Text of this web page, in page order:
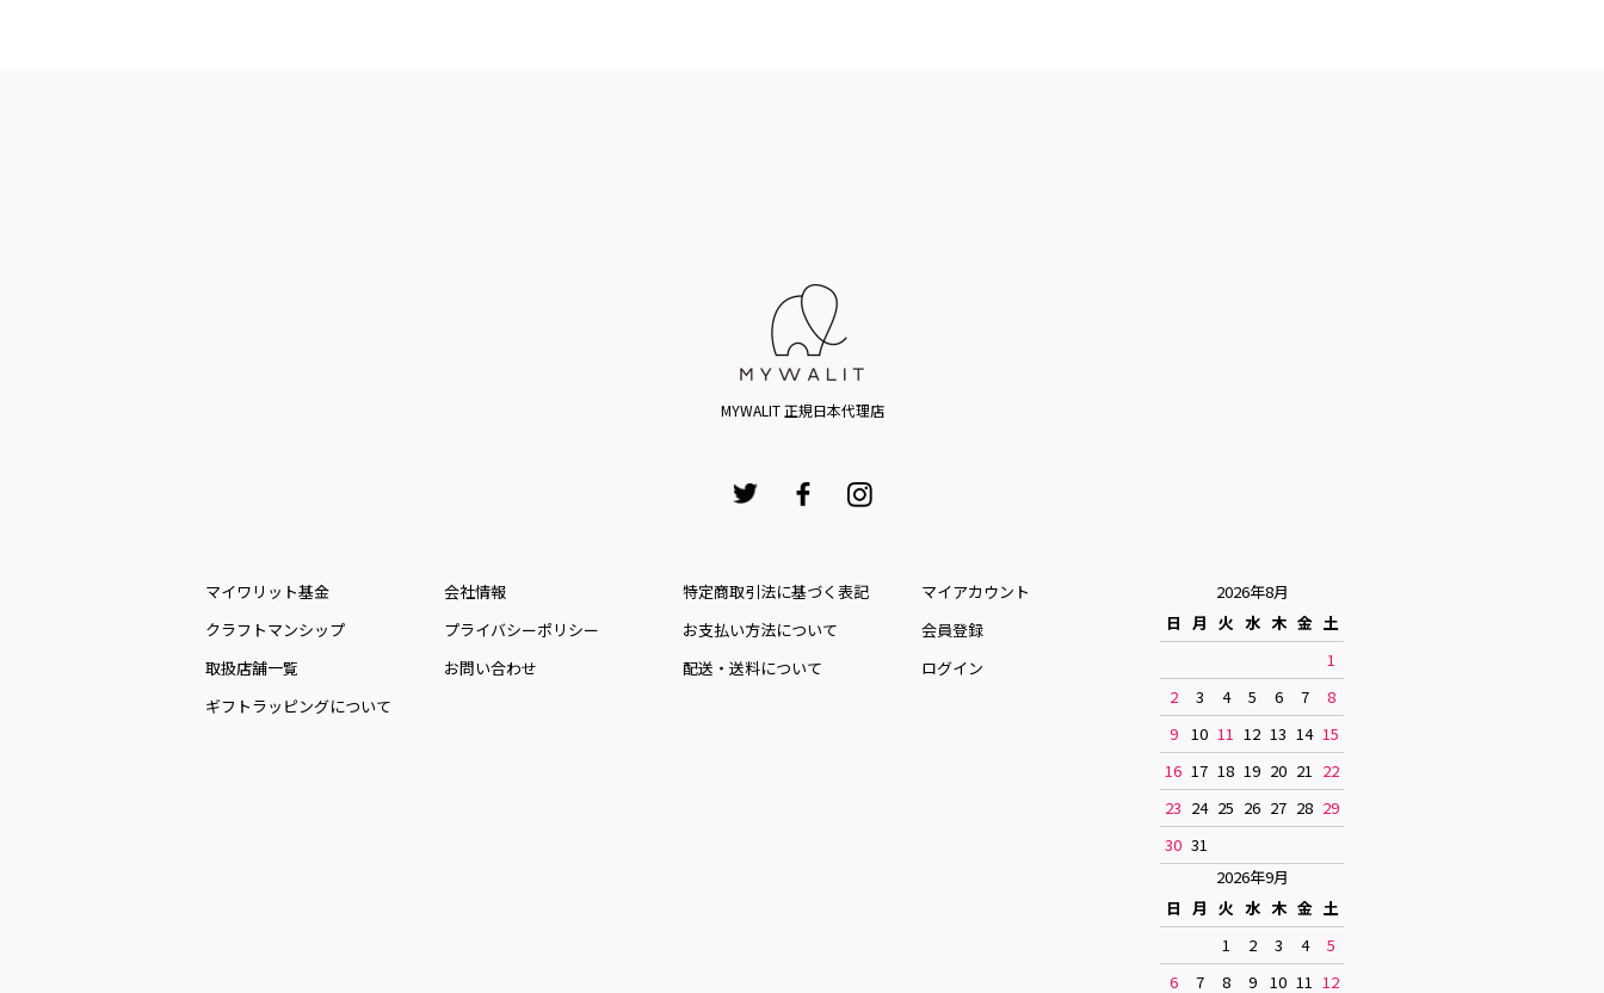
MYWALIT 正規日本代理店
マイワリット基金
クラフトマンシップ
取扱店舗一覧
ギフトラッピングについて
会社情報
プライバシーポリシー
お問い合わせ
特定商取引法に基づく表記
お⽀払い⽅法について
配送・送料について
マイアカウント
会員登録
ログイン
2026年8月
日 月 火 水 木 金 土
1
2
3 4 5 6 7
8
9
10 11 12 13 14 15
16 17 18 19 20 21 22
23 24 25 26 27 28 29
30 31
2026年9月
日 月 火 水 木 金 土
1
2 3 4
5
6
7 8 9 10 11 12